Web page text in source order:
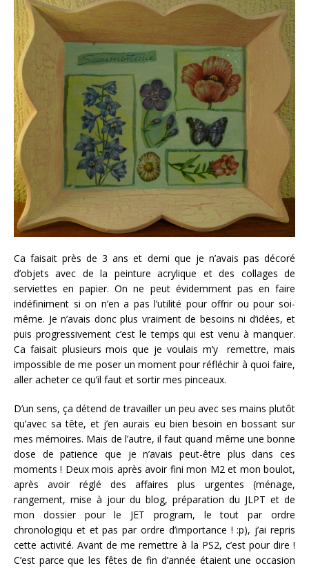
Ca faisait près de 3 ans et demi que je n’avais pas décoré
d’objets avec de la peinture acrylique et des collages de
serviettes en papier. On ne peut évidemment pas en faire
indéfiniment si on n’en a pas l’utilité pour offrir ou pour soi-
même. Je n’avais donc plus vraiment de besoins ni d’idées, et
puis progressivement c’est le temps qui est venu à manquer.
Ca faisait plusieurs mois que je voulais m’y remettre, mais
impossible de me poser un moment pour réfléchir à quoi faire,
aller acheter ce qu’il faut et sortir mes pinceaux.
D’un sens, ça détend de travailler un peu avec ses mains plutôt
qu’avec sa tête, et j’en aurais eu bien besoin en bossant sur
mes mémoires. Mais de l’autre, il faut quand même une bonne
dose de patience que je n’avais peut-être plus dans ces
moments ! Deux mois après avoir fini mon M2 et mon boulot,
après avoir réglé des affaires plus urgentes (ménage,
rangement, mise à jour du blog, préparation du JLPT et de
mon dossier pour le JET program, le tout par ordre
chronologiqu et et pas par ordre d’importance ! :p), j’ai repris
cette activité. Avant de me remettre à la PS2, c’est pour dire !
C’est parce que les fêtes de fin d’année étaient une occasion